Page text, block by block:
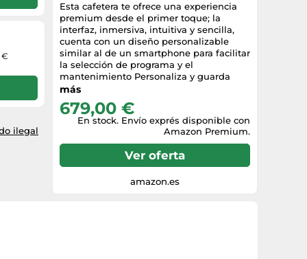
€
ilegal
Esta cafetera te ofrece una experiencia
premium desde el primer toque; la
interfaz, inmersiva, intuitiva y sencilla,
cuenta con un diseño personalizable
similar al de un smartphone para facilitar
la selección de programa y el
mantenimiento Personaliza y guarda
hasta 8 de tus bebidas favoritas para que
personalizada; incluso si son bebidas
avanzadas; elige el color de la luz, el tipo
de patrón y la luminosidad; a un toque
de distancia Tiene capacidad para
preparar 2 cafés con leche a la vez con su
botella graduada de 600 ml, que podrás
conectar directamente a la cafetera sin
más
679,00 €
En stock. Envío exprés disponible con
Amazon Premium.
Ver oferta
amazon.es